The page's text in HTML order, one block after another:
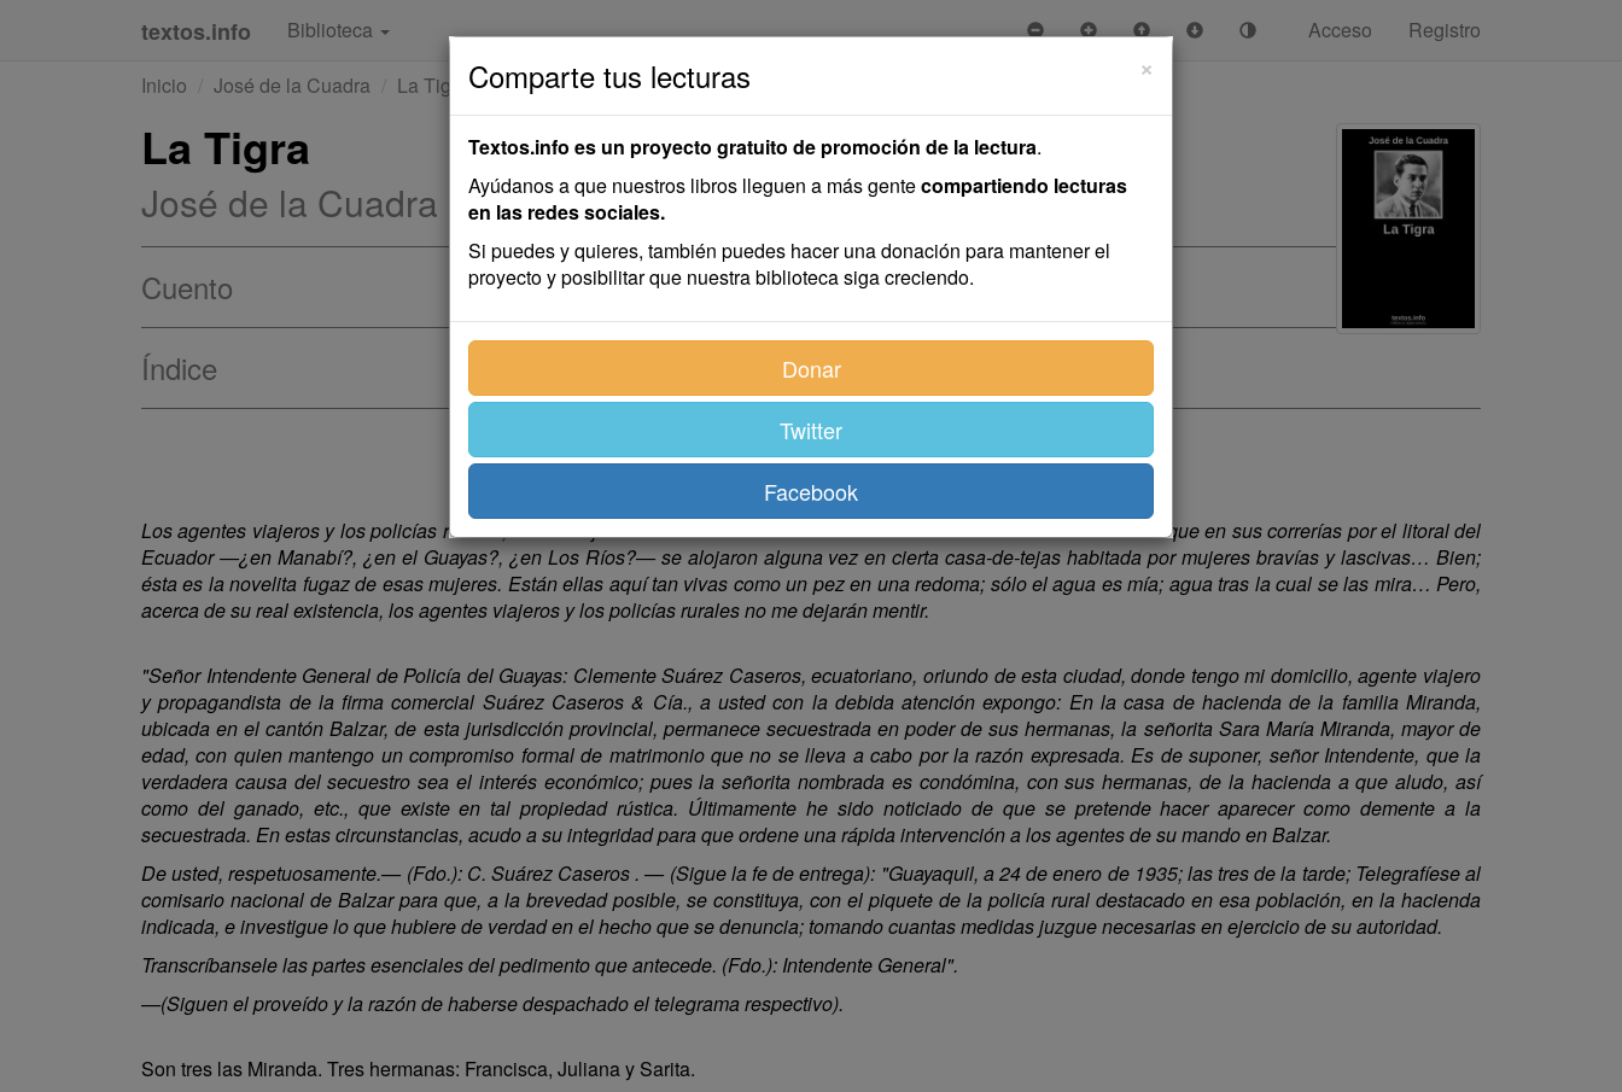
textos.info Biblioteca Acceso
Registro
Inicio
José de la Cuadra La Tigra
La Tigra
José de la Cuadra
Cuento
Índice
Los agentes viajeros y los policías rurales, no me dejarán mentir —diré como en el aserto montuvio— Ellos recordarán que en sus correrías por el litoral del
Ecuador —¿en Manabí?, ¿en el Guayas?, ¿en Los Ríos?— se alojaron alguna vez en cierta casa-de-tejas habitada por mujeres bravías y lascivas… Bien;
ésta es la novelita fugaz de esas mujeres. Están ellas aquí tan vivas como un pez en una redoma; sólo el agua es mía; agua tras la cual se las mira… Pero,
acerca de su real existencia, los agentes viajeros y los policías rurales no me dejarán mentir.
"Señor Intendente General de Policía del Guayas: Clemente Suárez Caseros, ecuatoriano, oriundo de esta ciudad, donde tengo mi domicilio, agente viajero
y propagandista de la firma comercial Suárez Caseros & Cía., a usted con la debida atención expongo: En la casa de hacienda de la familia Miranda,
ubicada en el cantón Balzar, de esta jurisdicción provincial, permanece secuestrada en poder de sus hermanas, la señorita Sara María Miranda, mayor de
edad, con quien mantengo un compromiso formal de matrimonio que no se lleva a cabo por la razón expresada. Es de suponer, señor Intendente, que la
verdadera causa del secuestro sea el interés económico; pues la señorita nombrada es condómina, con sus hermanas, de la hacienda a que aludo, así
como del ganado, etc., que existe en tal propiedad rústica. Últimamente he sido noticiado de que se pretende hacer aparecer como demente a la
secuestrada. En estas circunstancias, acudo a su integridad para que ordene una rápida intervención a los agentes de su mando en Balzar.
De usted, respetuosamente.— (Fdo.): C. Suárez Caseros . — (Sigue la fe de entrega): "Guayaquil, a 24 de enero de 1935; las tres de la tarde; Telegrafíese al
comisario nacional de Balzar para que, a la brevedad posible, se constituya, con el piquete de la policía rural destacado en esa población, en la hacienda
indicada, e investigue lo que hubiere de verdad en el hecho que se denuncia; tomando cuantas medidas juzgue necesarias en ejercicio de su autoridad.
Transcríbansele las partes esenciales del pedimento que antecede. (Fdo.): Intendente General".
—(Siguen el proveído y la razón de haberse despachado el telegrama respectivo).
Son tres las Miranda. Tres hermanas: Francisca, Juliana y Sarita.
×
Comparte tus lecturas
Textos.info es un proyecto gratuito de promoción de la lectura.
Ayúdanos a que nuestros libros lleguen a más gentecompartiendo lecturas
en las redes sociales.
Si puedes y quieres, también puedes hacer una donación para mantener el
proyecto y posibilitar que nuestra biblioteca siga creciendo.
Donar
Twitter
Facebook